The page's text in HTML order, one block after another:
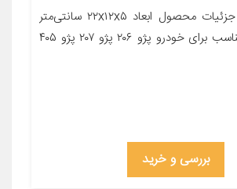
معرفی محصول جزئیات محصول ابعاد ۲۲x۱۲x۵ سانتی‌متر
جنس ویسکوز مناسب برای خودرو پژو ۲۰۶ پژو ۲۰۷ پژو ۴۰۵
بررسی و خرید